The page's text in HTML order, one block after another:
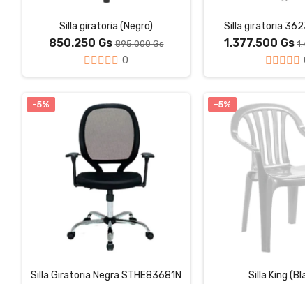
Silla giratoria (Negro)
850.250 Gs895.000 Gs
0
Silla giratoria
1.377.500 Gs
-5%
Silla Giratoria Negra STHE83681N
-5%
Silla King